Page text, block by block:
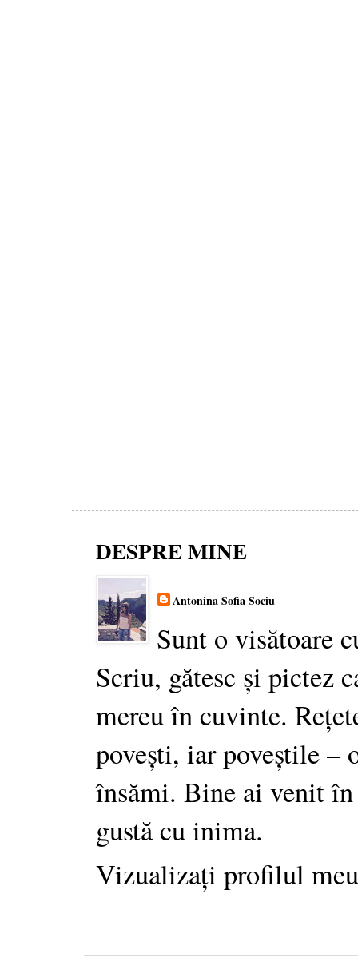
DESPRE MINE
Antonina Sofia Sociu
Sunt o visătoare
Scriu, gătesc și pictez
mereu în cuvinte.
povești, iar poveștile –
însămi. Bine ai venit
gustă cu inima.
Vizualizați profilul